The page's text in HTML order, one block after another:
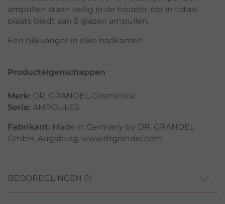
ampullen staan veilig in de houder, die in totaal
plaats biedt aan 5 glazen ampullen.
Een blikvanger in elke badkamer!
Producteigenschappen
Merk: DR. GRANDEL Cosmetica
Serie: AMPOULES
Fabrikant: Made in Germany by DR. GRANDEL
GmbH, Augsburg, www.drgrandel.com
BEOORDELINGEN (1)